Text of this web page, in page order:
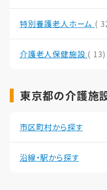
特別養護老人ホーム (
介護老人保健施設 ( 13)
東京都の介護施
市区町村から探す
沿線・駅から探す